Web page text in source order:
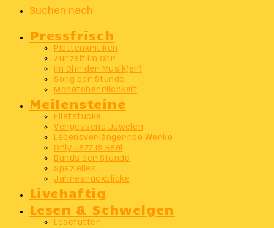
Suchen nach
Pressfrisch
Plattenkritiken
Zurzeit im Ohr
Im Ohr der Musik(er)
Song der Stunde
Monatsherrlichkeit
Meilensteine
Filetstücke
Vergessene Juwelen
Lebensverlängernde Werke
Only Jazz Is Real
Bands der Stunde
Spezielles
Jahresrückblicke
Livehaftig
Lesen & Schwelgen
Lesefutter